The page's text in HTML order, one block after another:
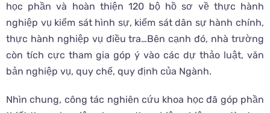
học phần và hoàn thiện 120 bộ hồ sơ về thực hành
nghiệp vụ kiểm sát hình sự, kiểm sát dân sự hành chính,
thực hành nghiệp vụ điều tra…Bên cạnh đó, nhà trường
còn tích cực tham gia góp ý vào các dự thảo luật, văn
bản nghiệp vụ, quy chế, quy định của Ngành.
Nhìn chung, công tác nghiên cứu khoa học đã góp phần